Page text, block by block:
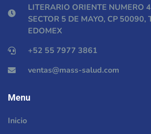
LITERARIO ORIENTE NUMERO
SECTOR 5 DE MAYO, CP 50090,
EDOMEX
+52 55 7977 3861
ventas@mass-salud.com
Menu
Inicio